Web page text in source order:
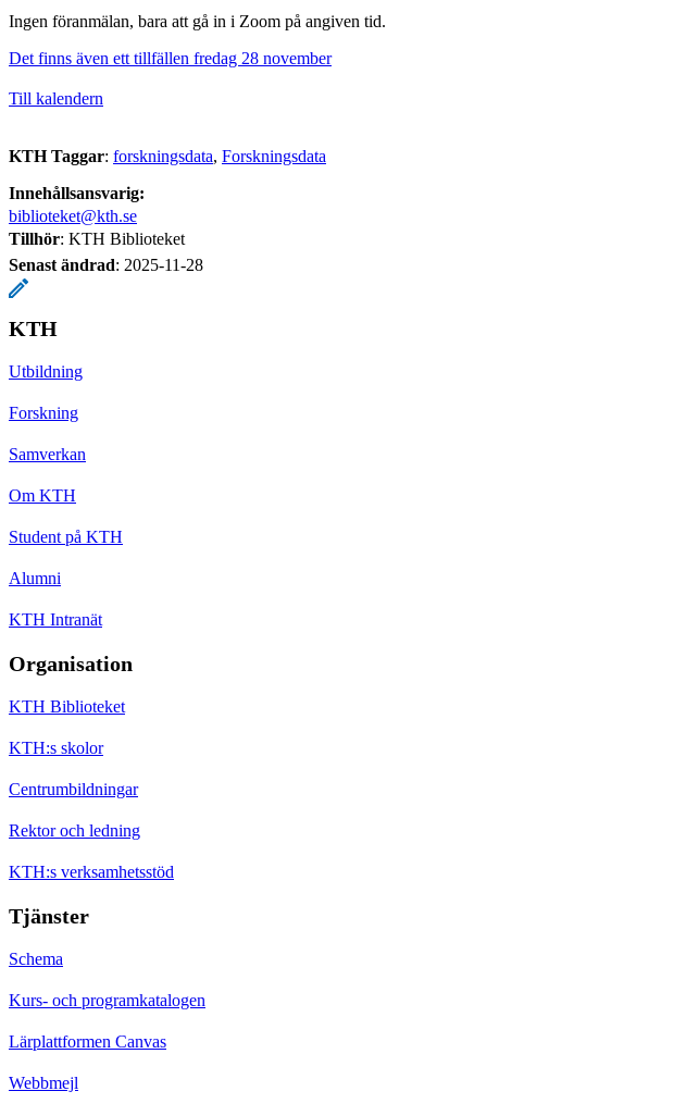
Ingen föranmälan, bara att gå in i Zoom på angiven tid.
Det finns även ett tillfällen fredag 28 november
Till kalendern
KTH Taggar: forskningsdata Forskningsdata
Innehållsansvarig:
biblioteket@kth.se
Tillhör: KTH Biblioteket
Senast ändrad: 2025-11-28
KTH
Utbildning
Forskning
Samverkan
Om KTH
Student på KTH
Alumni
KTH Intranät
Organisation
KTH Biblioteket
KTH:s skolor
Centrumbildningar
Rektor och ledning
KTH:s verksamhetsstöd
Tjänster
Schema
Kurs- och programkatalogen
Lärplattformen Canvas
Webbmejl